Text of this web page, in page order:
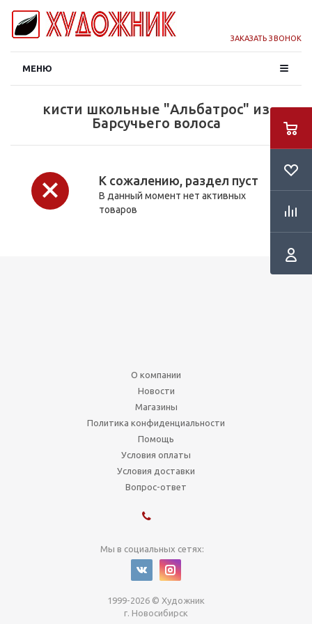
ЗАКАЗАТЬ ЗВОНОК
МЕНЮ
кисти школьные "Альбатрос" из
Барсучьего волоса
К сожалению, раздел пуст
В данный момент нет активных
товаров
О компании
Новости
Магазины
Политика конфиденциальности
Помощь
Условия оплаты
Условия доставки
Вопрос-ответ
Мы в социальных сетях:
1999-2026 © Художник
г. Новосибирск